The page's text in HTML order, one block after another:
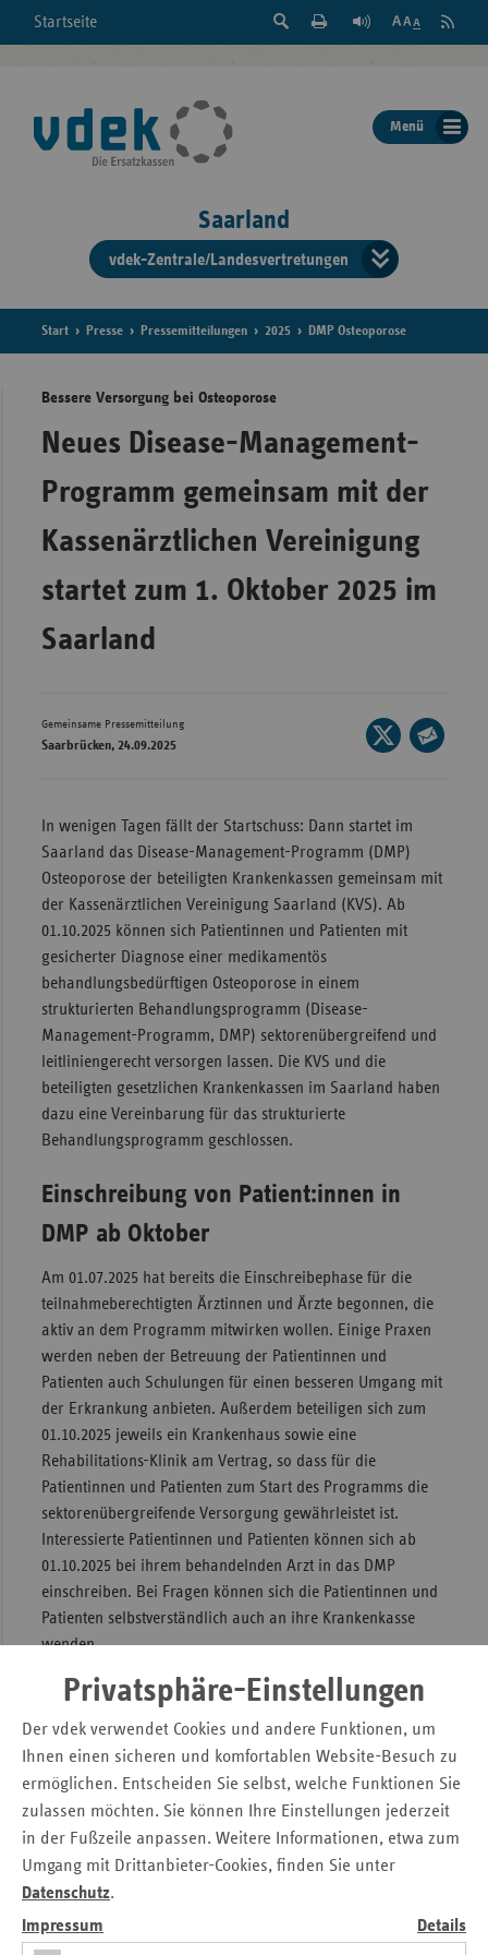
Privatsphäre-Einstellungen
Der vdek verwendet Cookies und andere Funktionen, um
Ihnen einen sicheren und komfortablen Website-Besuch zu
ermöglichen. Entscheiden Sie selbst, welche Funktionen Sie
zulassen möchten. Sie können Ihre Einstellungen jederzeit
in der Fußzeile anpassen. Weitere Informationen, etwa zum
Umgang mit Drittanbieter-Cookies, finden Sie unter
Datenschutz.
Impressum
Details
Startseite
Suche
der
Seite
Feed
Menü
Saarland
vdek-Zentrale/Landesvertretungen
der
Start Presse Pressemitteilungen 2025 DMP Osteoporose
Bessere Versorgung bei Osteoporose
Neues Disease-Management-
Programm gemeinsam mit der
Kassenärztlichen Vereinigung
startet zum 1. Oktober 2025 im
Saarland
Gemeinsame Pressemitteilung
Saarbrücken, 24.09.2025
Seite
auf
teilen
In wenigen Tagen fällt der Startschuss: Dann startet im
Saarland das Disease-Management-Programm (DMP)
Osteoporose der beteiligten Krankenkassen gemeinsam mit
der Kassenärztlichen Vereinigung Saarland (KVS). Ab
01.10.2025 können sich Patientinnen und Patienten mit
gesicherter Diagnose einer medikamentös
behandlungsbedürftigen Osteoporose in einem
strukturierten Behandlungsprogramm (Disease-
Management-Programm, DMP) sektorenübergreifend und
leitliniengerecht versorgen lassen. Die KVS und die
beteiligten gesetzlichen Krankenkassen im Saarland haben
dazu eine Vereinbarung für das strukturierte
Behandlungsprogramm geschlossen.
Einschreibung von Patient:innen in
DMP ab Oktober
Am 01.07.2025 hat bereits die Einschreibephase für die
teilnahmeberechtigten Ärztinnen und Ärzte begonnen, die
aktiv an dem Programm mitwirken wollen. Einige Praxen
werden neben der Betreuung der Patientinnen und
Patienten auch Schulungen für einen besseren Umgang mit
der Erkrankung anbieten. Außerdem beteiligen sich zum
01.10.2025 jeweils ein Krankenhaus sowie eine
Rehabilitations-Klinik am Vertrag, so dass für die
Patientinnen und Patienten zum Start des Programms die
sektorenübergreifende Versorgung gewährleistet ist.
Interessierte Patientinnen und Patienten können sich ab
01.10.2025 bei ihrem behandelnden Arzt in das DMP
einschreiben. Bei Fragen können sich die Patientinnen und
Patienten selbstverständlich auch an ihre Krankenkasse
wenden.
DMP bringt bessere Versorgung und
mehr Lebensqualität
„Ich begrüße, dass das neue Behandlungsangebot bald
flächendeckend im Saarland startet. Durch das
strukturierte Versorgungskonzept kann die Qualität der
Betreuung von Osteoporose-Patientinnen und -Patienten
verbessert werden. Gleichzeitig tragen die geplanten
Langzeitfolgen zu vermeiden. Angesichts der wachsenden